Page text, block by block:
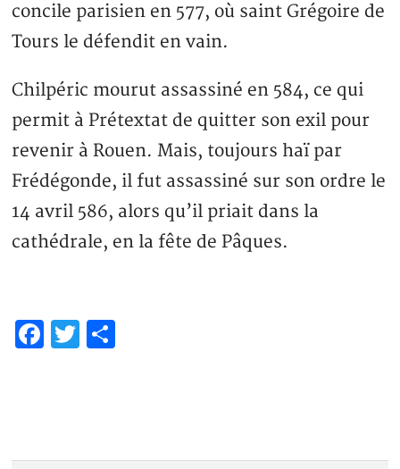
concile parisien en 577, où saint Grégoire de
Tours le défendit en vain.
Chilpéric mourut assassiné en 584, ce qui
permit à Prétextat de quitter son exil pour
revenir à Rouen. Mais, toujours haï par
Frédégonde, il fut assassiné sur son ordre le
14 avril 586, alors qu’il priait dans la
cathédrale, en la fête de Pâques.
Facebook
Twitter